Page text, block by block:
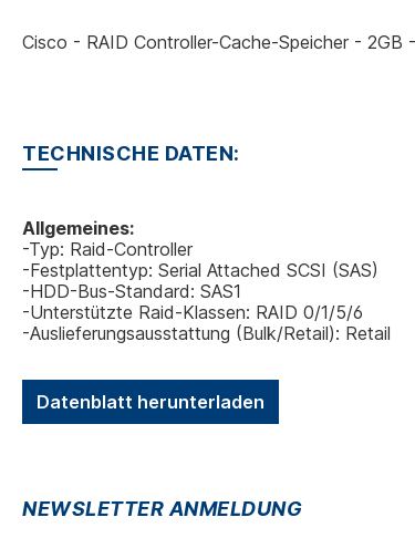
Cisco - RAID Controller-Cache-Speicher -
TECHNISCHE DATEN:
Allgemeines:
-Typ: Raid-Controller
-Festplattentyp: Serial Attached SCSI (SAS)
-HDD-Bus-Standard: SAS1
-Unterstützte Raid-Klassen: RAID 0/1/5/6
-Auslieferungsausstattung (Bulk/Retail): Retail
Datenblatt herunterladen
NEWSLETTER ANMELDUNG